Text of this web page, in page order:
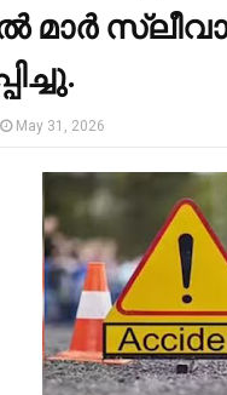
മാർ
May 31, 2026